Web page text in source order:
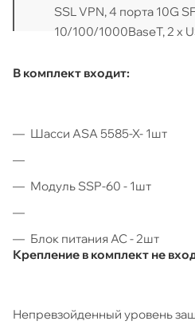
SSL VPN, 4 порта 10G
10/100/1000BaseT, 2 x
В комплект входит:
Шасси ASA 5585-X- 1шт
Модуль SSP-60 - 1шт
Блок питания AC - 2шт
Крепление в комплект не
Непревзойденный уровень